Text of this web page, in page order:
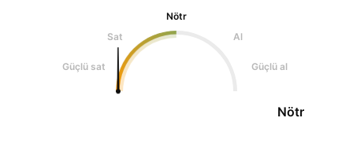
Nötr
Sat
Al
Güçlü sat Güçlü al
Nötr